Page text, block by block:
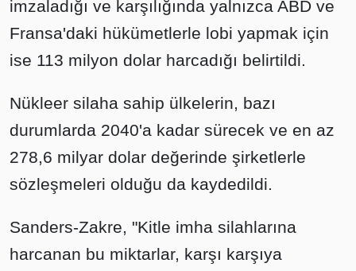
imzaladığı ve karşılığında yalnızca ABD ve
Fransa'daki hükümetlerle lobi yapmak için
ise 113 milyon dolar harcadığı belirtildi.
Nükleer silaha sahip ülkelerin, bazı
durumlarda 2040'a kadar sürecek ve en az
278,6 milyar dolar değerinde şirketlerle
sözleşmeleri olduğu da kaydedildi.
Sanders-Zakre, "Kitle imha silahlarına
harcanan bu miktarlar, karşı karşıya